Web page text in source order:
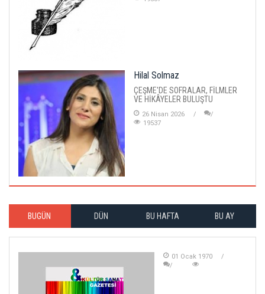
Hilal Solmaz
ÇEŞME'DE SOFRALAR, FİLMLER
VE HİKÂYELER BULUŞTU
26 Nisan 2026
19537
BUGÜN DÜN BU HAFTA BU AY
01 Ocak 1970